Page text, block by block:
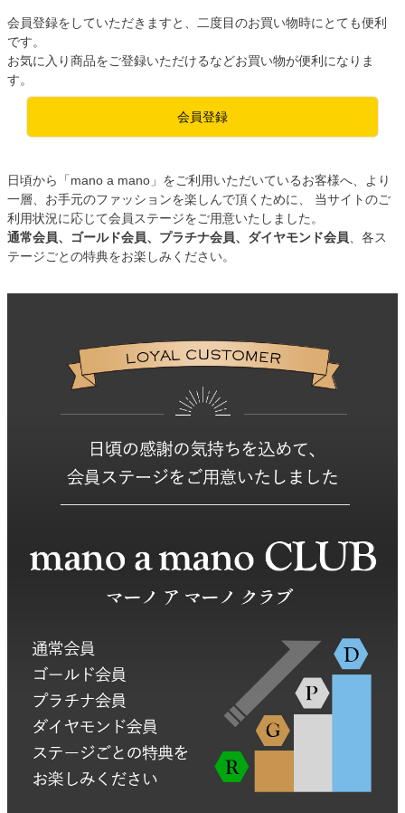
会員登録をしていただきますと、二度目のお買い物時にとても便利
です。
お気に入り商品をご登録いただけるなどお買い物が便利になりま
す。
会員登録
日頃から「mano a mano」をご利用いただいているお客様へ、より
一層、お手元のファッションを楽しんで頂くために、 当サイトのご
利用状況に応じて会員ステージをご用意いたしました。
通常会員、ゴールド会員、プラチナ会員、ダイヤモンド会員、各ス
テージごとの特典をお楽しみください。